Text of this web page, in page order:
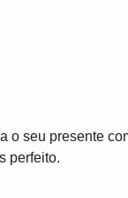
o seu presente
perfeito.